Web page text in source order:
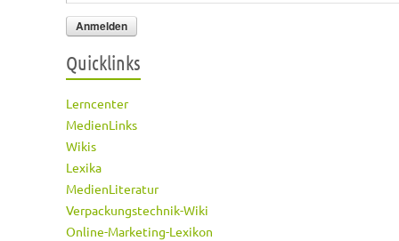
Quicklinks
Lerncenter
MedienLinks
Wikis
Lexika
MedienLiteratur
Verpackungstechnik-Wiki
Online-Marketing-Lexikon